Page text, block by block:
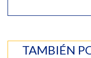
TAMBIÉN